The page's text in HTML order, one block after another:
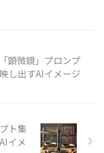
顕微鏡」プロンプ
し出すAIイメージ
ト集
イメ